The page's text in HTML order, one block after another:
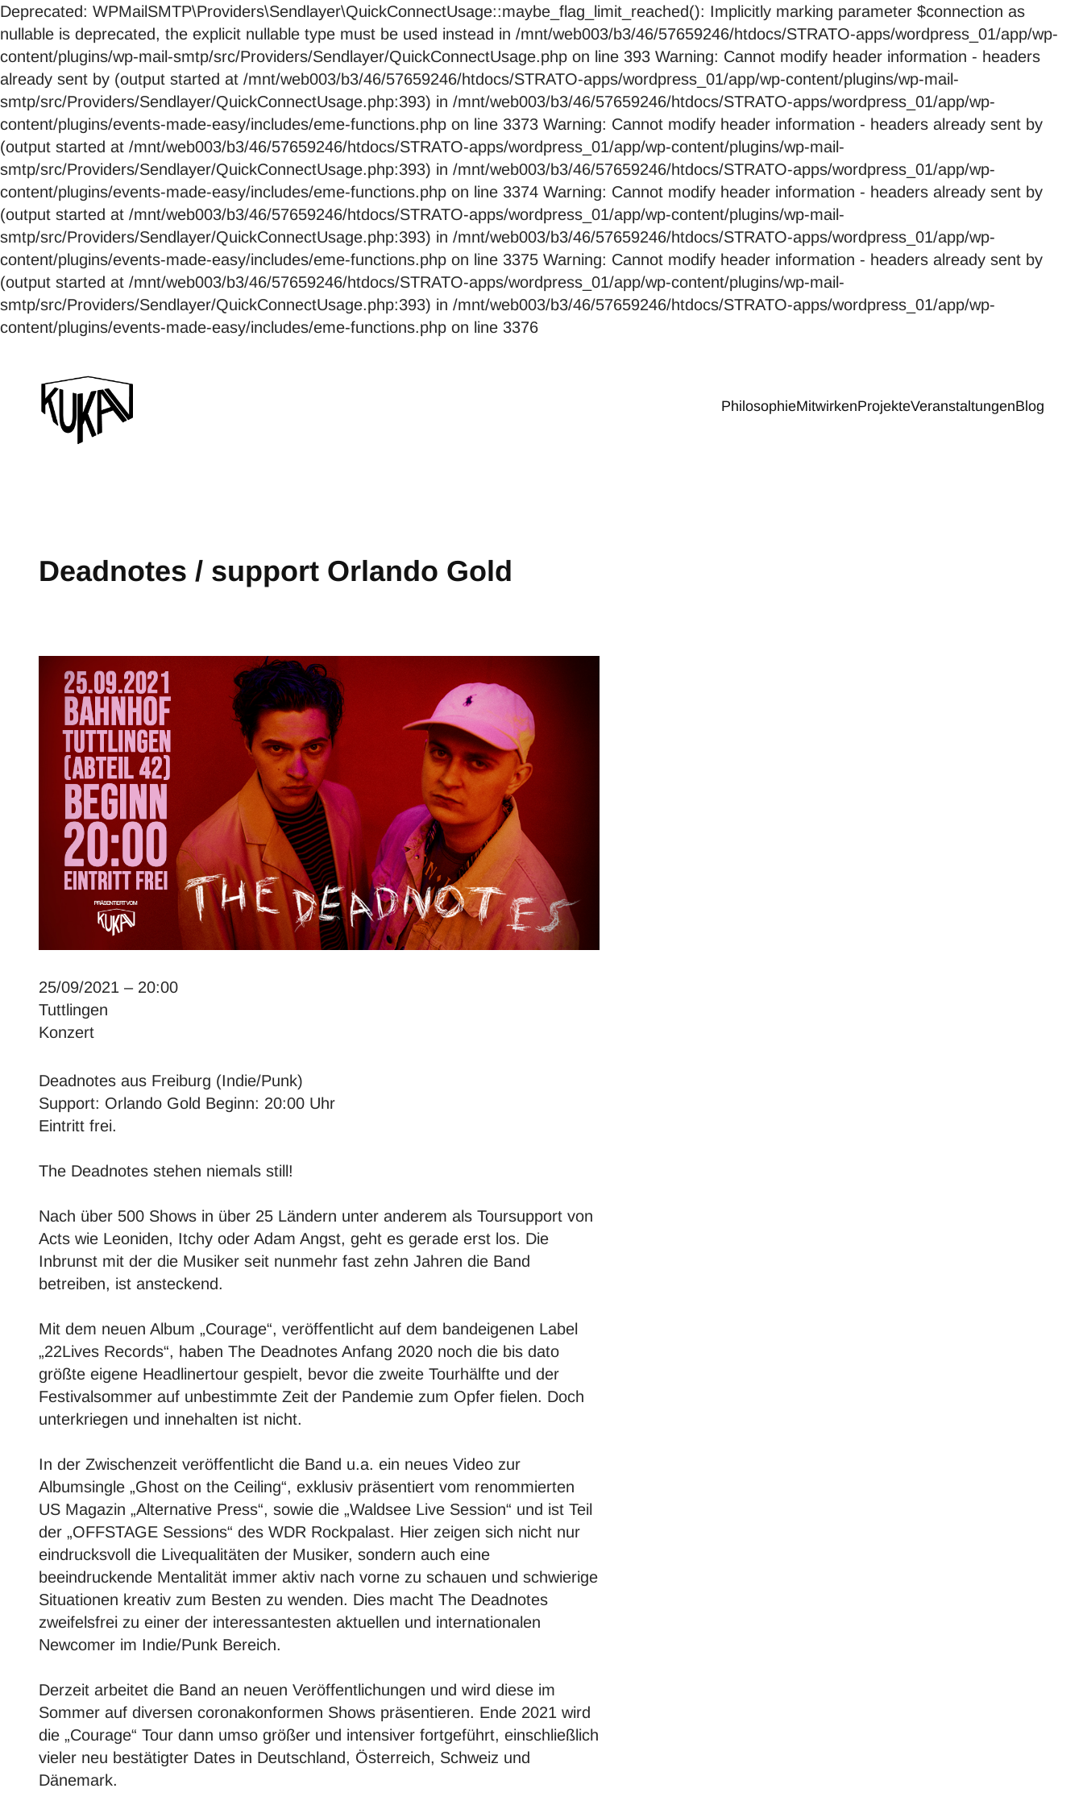
Deprecated: WPMailSMTP\Providers\Sendlayer\QuickConnectUsage::maybe_flag_limit_reached(): Implicitly marking parameter $connection as
nullable is deprecated, the explicit nullable type must be used instead in /mnt/web003/b3/46/57659246/htdocs/STRATO-apps/wordpress_01/app/wp-
content/plugins/wp-mail-smtp/src/Providers/Sendlayer/QuickConnectUsage.php on line 393 Warning: Cannot modify header information - headers
already sent by (output started at /mnt/web003/b3/46/57659246/htdocs/STRATO-apps/wordpress_01/app/wp-content/plugins/wp-mail-
smtp/src/Providers/Sendlayer/QuickConnectUsage.php:393) in /mnt/web003/b3/46/57659246/htdocs/STRATO-apps/wordpress_01/app/wp-
content/plugins/events-made-easy/includes/eme-functions.php on line 3373 Warning: Cannot modify header information - headers already sent by
(output started at /mnt/web003/b3/46/57659246/htdocs/STRATO-apps/wordpress_01/app/wp-content/plugins/wp-mail-
smtp/src/Providers/Sendlayer/QuickConnectUsage.php:393) in /mnt/web003/b3/46/57659246/htdocs/STRATO-apps/wordpress_01/app/wp-
content/plugins/events-made-easy/includes/eme-functions.php on line 3374 Warning: Cannot modify header information - headers already sent by
(output started at /mnt/web003/b3/46/57659246/htdocs/STRATO-apps/wordpress_01/app/wp-content/plugins/wp-mail-
smtp/src/Providers/Sendlayer/QuickConnectUsage.php:393) in /mnt/web003/b3/46/57659246/htdocs/STRATO-apps/wordpress_01/app/wp-
content/plugins/events-made-easy/includes/eme-functions.php on line 3375 Warning: Cannot modify header information - headers already sent by
(output started at /mnt/web003/b3/46/57659246/htdocs/STRATO-apps/wordpress_01/app/wp-content/plugins/wp-mail-
smtp/src/Providers/Sendlayer/QuickConnectUsage.php:393) in /mnt/web003/b3/46/57659246/htdocs/STRATO-apps/wordpress_01/app/wp-
content/plugins/events-made-easy/includes/eme-functions.php on line 3376
PhilosophieMitwirkenProjekteVeranstaltungenBlog
Deadnotes / support Orlando Gold
25/09/2021 – 20:00
Tuttlingen
Konzert
Deadnotes aus Freiburg (Indie/Punk)
Support: Orlando Gold Beginn: 20:00 Uhr
Eintritt frei.
The Deadnotes stehen niemals still!
Nach über 500 Shows in über 25 Ländern unter anderem als Toursupport von
Acts wie Leoniden, Itchy oder Adam Angst, geht es gerade erst los. Die
Inbrunst mit der die Musiker seit nunmehr fast zehn Jahren die Band
betreiben, ist ansteckend.
Mit dem neuen Album „Courage“, veröffentlicht auf dem bandeigenen Label
„22Lives Records“, haben The Deadnotes Anfang 2020 noch die bis dato
größte eigene Headlinertour gespielt, bevor die zweite Tourhälfte und der
Festivalsommer auf unbestimmte Zeit der Pandemie zum Opfer fielen. Doch
unterkriegen und innehalten ist nicht.
In der Zwischenzeit veröffentlicht die Band u.a. ein neues Video zur
Albumsingle „Ghost on the Ceiling“, exklusiv präsentiert vom renommierten
US Magazin „Alternative Press“, sowie die „Waldsee Live Session“ und ist Teil
der „OFFSTAGE Sessions“ des WDR Rockpalast. Hier zeigen sich nicht nur
eindrucksvoll die Livequalitäten der Musiker, sondern auch eine
beeindruckende Mentalität immer aktiv nach vorne zu schauen und schwierige
Situationen kreativ zum Besten zu wenden. Dies macht The Deadnotes
zweifelsfrei zu einer der interessantesten aktuellen und internationalen
Newcomer im Indie/Punk Bereich.
Derzeit arbeitet die Band an neuen Veröffentlichungen und wird diese im
Sommer auf diversen coronakonformen Shows präsentieren. Ende 2021 wird
die „Courage“ Tour dann umso größer und intensiver fortgeführt, einschließlich
vieler neu bestätigter Dates in Deutschland, Österreich, Schweiz und
Dänemark.